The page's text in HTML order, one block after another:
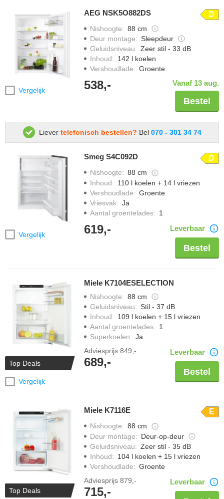
Vergelijk
AEG NSK5O882DS D
Nishoogte: 88 cm
Deur montage: Sleepdeur
Geluidsniveau: Zeer stil - 33 dB
Inhoud: 142 l koelen
Vershoudlade: Groente
538,- Vanaf 13 aug.
Bestel
Liever telefonisch bestellen? Bel 070 - 301 34 74
Vergelijk
Smeg S4C092D D
Nishoogte: 88 cm
Inhoud: 110 l koelen + 14 l vriezen
Vershoudlade: Groente
Vriesvak: Ja
Aantal groentelades: 1
619,- Leverbaar
Bestel
Top Deals
Vergelijk
Miele K7104ESELECTION
Nishoogte: 88 cm
Geluidsniveau: Stil - 37 dB
Inhoud: 109 l koelen + 15 l vriezen
Aantal groentelades: 1
Superkoelen: Ja
Adviesprijs 849,-
689,-
Leverbaar
Bestel
Top Deals
Miele K7116E E
Nishoogte: 88 cm
Deur montage: Deur-op-deur
Geluidsniveau: Zeer stil - 35 dB
Inhoud: 104 l koelen + 15 l vriezen
Vershoudlade: Groente
Adviesprijs 879,-
715,-
Leverbaar